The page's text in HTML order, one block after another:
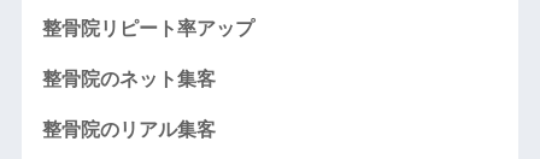
整骨院リピート率アップ
整骨院のネット集客
整骨院のリアル集客